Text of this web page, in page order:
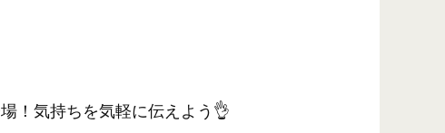
！気持ちを気軽に伝えよう👌